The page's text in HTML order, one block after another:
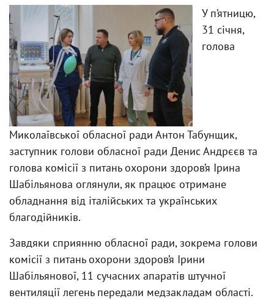
У п’ятницю,
31 січня,
голова
Миколаївської обласної ради Антон Табунщик,
заступник голови обласної ради Денис Андрєєв та
голова комісії з питань охорони здоров’я Ірина
Шабільянова оглянули, як працює отримане
обладнання від італійських та українських
благодійників.
Завдяки сприянню обласної ради, зокрема голови
комісії з питань охорони здоров’я Ірини
Шабільянової, 11 сучасних апаратів штучної
вентиляції легень передали медзакладам області.